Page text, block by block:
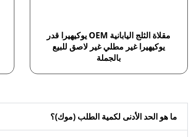
مقلاة الثلج اليابانية OEM يوكيهيرا قدر
يوكيهيرا غير مطلي غير لاصق للبيع
بالجملة
ما هو الحد الأدنى لكمية الطلب (موك)؟